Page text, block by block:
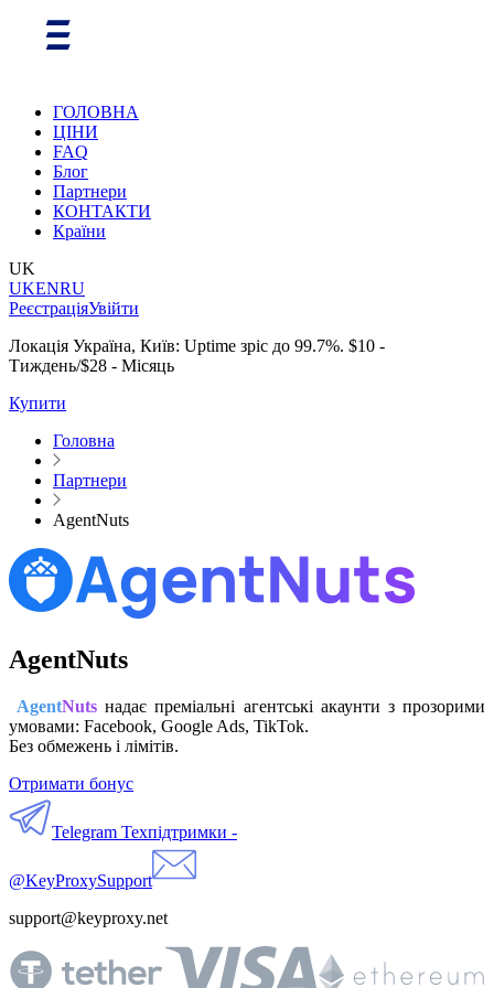
ГОЛОВНА
ЦІНИ
FAQ
Блог
Партнери
КОНТАКТИ
Країни
UK
UKENRU
РеєстраціяУвійти
Локація Україна, Київ: Uptime зріс до 99.7%. $10 -
Тиждень/$28 - Місяць
Купити
Головна
Партнери
AgentNuts
AgentNuts
AgentNuts надає преміальні агентські акаунти з прозорими
умовами: Facebook, Google Ads, TikTok.
Без обмежень і лімітів.
Отримати бонус
Telegram Техпідтримки -
@KeyProxySupport
support@keyproxy.net